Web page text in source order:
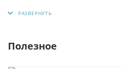
Полезное